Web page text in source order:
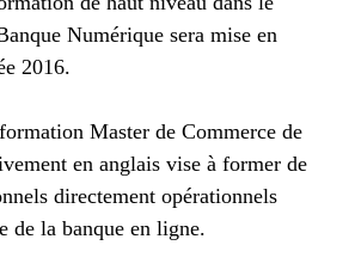
Numérique sera mise en
2016.
Master de Commerce de
en anglais vise à former de
directement opérationnels
de la banque en ligne.